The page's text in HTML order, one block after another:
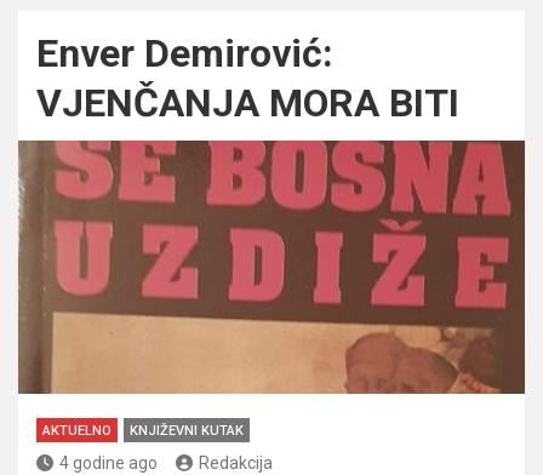
Enver Demirović:
VJENČANJA MORA BITI
AKTUELNO KNJIŽEVNI KUTAK
4 godine ago Redakcija